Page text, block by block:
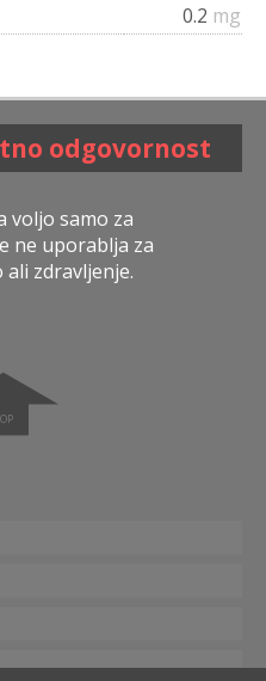
0.2 mg
odgovornost
voljo samo za
ne uporablja za
zdravljenje.